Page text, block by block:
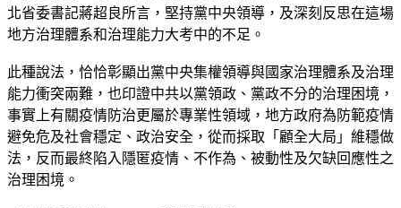
北省委書記蔣超良所言，堅持黨中央領導，及深刻反思在這場
地方治理體系和治理能力大考中的不足。
此種說法，恰恰彰顯出黨中央集權領導與國家治理體系及治理
能力衝突兩難，也印證中共以黨領政、黨政不分的治理困境，
事實上有關疫情防治更屬於專業性領域，地方政府為防範疫情
避免危及社會穩定、政治安全，從而採取「顧全大局」維穩做
法，反而最終陷入隱匿疫情、不作為、被動性及欠缺回應性之
治理困境。